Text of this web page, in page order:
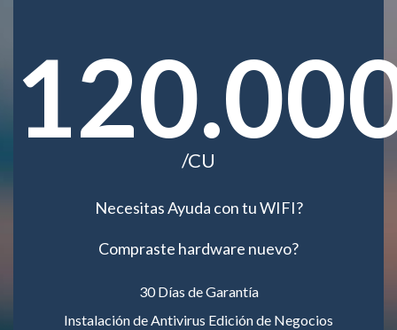
/CU
Necesitas Ayuda con tu WIFI?
Compraste hardware nuevo?
30 Días de Garantía
Instalación de Antivirus Edición de Negocios